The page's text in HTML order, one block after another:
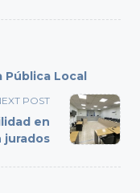
Pública Local
POST
en
jurados